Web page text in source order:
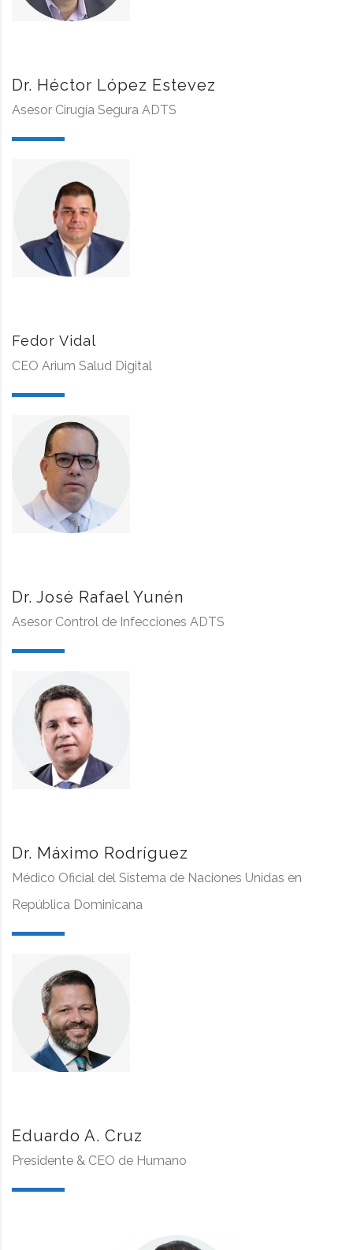
Dr. Héctor López Estevez
Asesor Cirugía Segura ADTS
Fedor Vidal
CEO Arium Salud Digital
Dr. José Rafael Yunén
Asesor Control de Infecciones ADTS
Dr. Máximo Rodríguez
Médico Oficial del Sistema de Naciones Unidas en
República Dominicana
Eduardo A. Cruz
Presidente & CEO de Humano